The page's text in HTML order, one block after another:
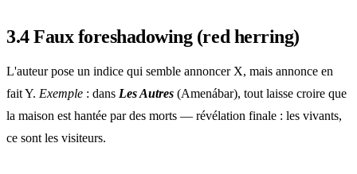
3.4 Faux foreshadowing (red herring)
L'auteur pose un indice qui semble annoncer X, mais annonce en
fait Y. Exemple : dans Les Autres (Amenábar), tout laisse croire que
la maison est hantée par des morts — révélation finale : les vivants,
ce sont les visiteurs.